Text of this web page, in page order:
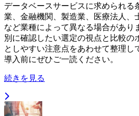
データベースサービスに求められる
業、金融機関、製造業、医療法人、
など業種によって異なる場合があり
別に確認したい選定の視点と比較の
としやすい注意点をあわせて整理し
導入前にぜひご一読ください。
続きを見る